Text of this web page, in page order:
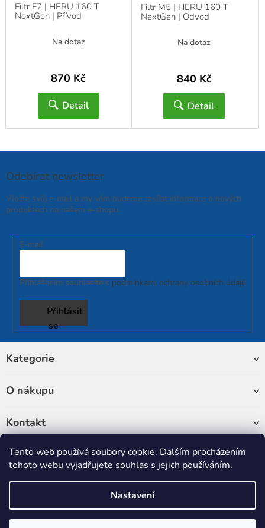
Tento web používá soubory cookie. Dalším procházením
tohoto webu vyjadřujete souhlas s jejich používáním.
Nastavení
Filtr F7 | HERU 160 T
NextGen | Přívod
Na dotaz
870 Kč
Detail
Filtr M5 | HERU 160 T
NextGen | Odvod
Na dotaz
840 Kč
Detail
Odebírat newsletter
Vložte svůj e-mail a my vám budeme zasílat informace o nových
produktech na našem e-shopu.
E-mail
Přihlášením souhlasíte s podmínkami ochrany osobních údajů
Přihlásit
se
Z
Kategorie
O nákupu
Kontakt
Sledujte nás
Copyright 2026RUKATECH. Všechna práva vyhrazena.Upravit
nastavení cookies